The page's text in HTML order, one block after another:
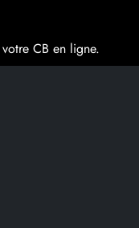
CB en ligne.